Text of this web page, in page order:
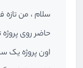
سلام ، من تازه
حاضر روی